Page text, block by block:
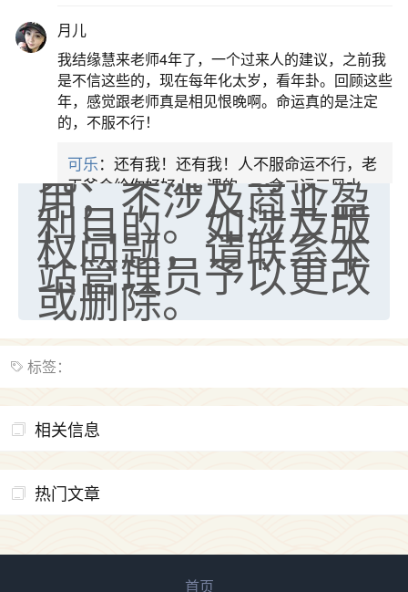
免责声明：本站所
提供的内容均来源
于网友提供或网络
搜集，由本站编辑
整理，仅供个人研
究、交流学习使
用，不涉及商业盈
利目的。如涉及版
权问题，请联系本
站管理员予以更改
或删除。
标签：
相关信息
热门文章
月儿
我结缘慧来老师4年了，一个过来人的建议，之前我
是不信这些的，现在每年化太岁，看年卦。回顾这些
年，感觉跟老师真是相见恨晚啊。命运真的是注定
的，不服不行！
可乐：还有我！还有我！人不服命运不行，老
天爷会给你好好上一课的。一命二运三风水，
哪样不服都不行！
平安是福：我也是每年找老师化太岁，看年
卦，认识老师3年了，都是缘分啊！
17分钟前 来自湖北 19
我是做餐饮的，这两年，生意屡屡受挫，店开一家关
家底快败光了，真是倒霉！我也想找人看看到底怎么
回事？
鹿森：你可以找老师看看，人有时不服命不行
啊！
太阳当空赵
址、风水、还有开业日子，哪哪都看了，虽然
大环境不好，但是我家生意还可以，前几天又
首页